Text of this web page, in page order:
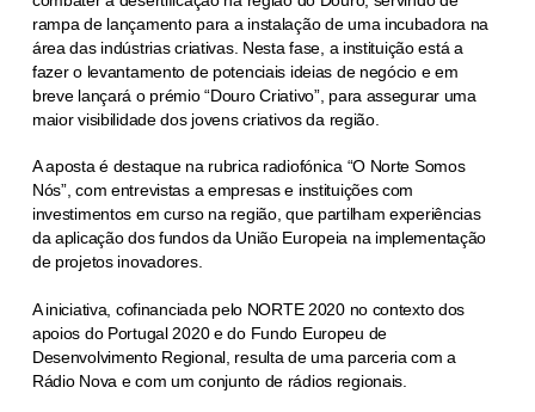
rampa de lançamento para a instalação de uma incubadora na
área das indústrias criativas. Nesta fase, a instituição está a
fazer o levantamento de potenciais ideias de negócio e em
breve lançará o prémio “Douro Criativo”, para assegurar uma
maior visibilidade dos jovens criativos da região.
A aposta é destaque na rubrica radiofónica “O Norte Somos
Nós”, com entrevistas a empresas e instituições com
investimentos em curso na região, que partilham experiências
da aplicação dos fundos da União Europeia na implementação
de projetos inovadores.
A iniciativa, cofinanciada pelo NORTE 2020 no contexto dos
apoios do Portugal 2020 e do Fundo Europeu de
Desenvolvimento Regional, resulta de uma parceria com a
Rádio Nova e com um conjunto de rádios regionais.